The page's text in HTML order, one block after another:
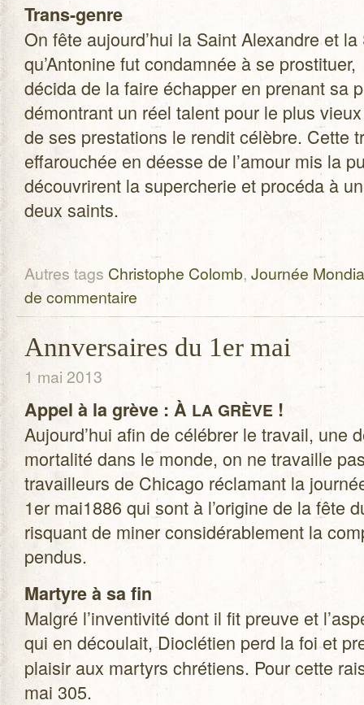
Trans-genre
On fête aujourd’hui la Saint Alexandre et
qu’Antonine fut condam­née à se
décida de la faire échap­per en pre­nant sa
démon­trant un réel talent pour le plus
de ses pres­ta­tions le ren­dit célèbre. Cette
effa­rou­chée en déesse de l’amour mis la
décou­vrirent la super­che­rie et pro­céda à
deux saints.
Autres tags Christophe Colomb, Journée
de commentaire
Annversaires du 1er mai
1 mai 2013
Appel à la grève : À LA GRÈVE !
Aujourd’hui afin de célé­brer le tra­vail, une
mor­ta­lité dans le monde, on ne tra­vaille
tra­vailleurs de Chi­cago récla­mant la
1er mai1886 qui sont à l’origine de la fête
ris­quant de miner consi­dé­ra­ble­ment la
pendus.
Mar­tyre à sa fin
Mal­gré l’inventivité dont il fit preuve et
qui en décou­lait, Dio­clé­tien perd la foi et
plai­sir aux mar­tyrs chré­tiens. Pour cette
mai 305.